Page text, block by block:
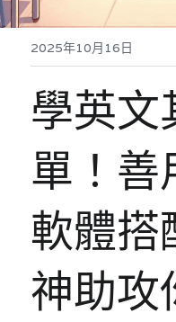
2025年10月16日
學英文
單！善
軟體搭
神助攻